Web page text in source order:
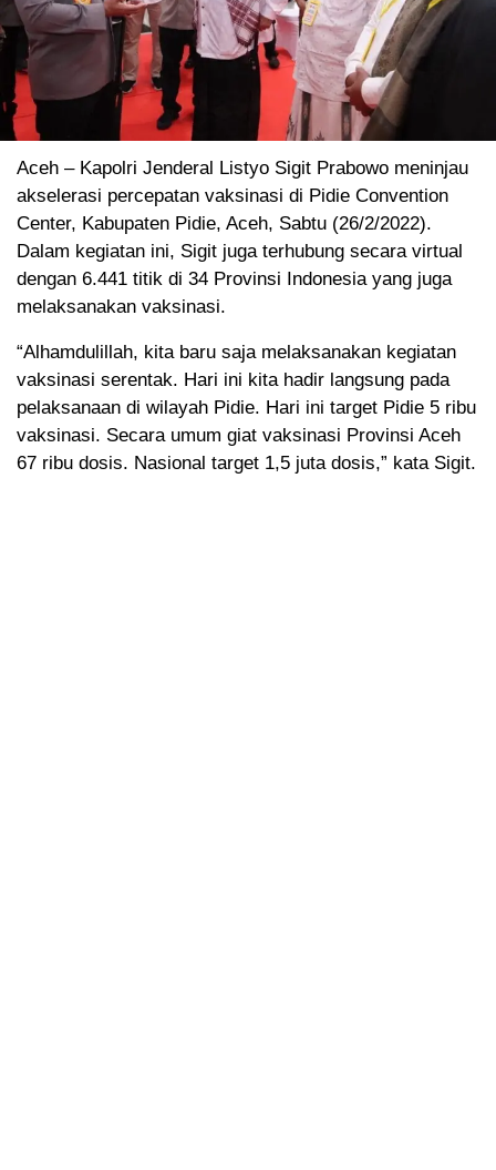
Aceh – Kapolri Jenderal Listyo Sigit Prabowo meninjau
akselerasi percepatan vaksinasi di Pidie Convention
Center, Kabupaten Pidie, Aceh, Sabtu (26/2/2022).
Dalam kegiatan ini, Sigit juga terhubung secara virtual
dengan 6.441 titik di 34 Provinsi Indonesia yang juga
melaksanakan vaksinasi.
“Alhamdulillah, kita baru saja melaksanakan kegiatan
vaksinasi serentak. Hari ini kita hadir langsung pada
pelaksanaan di wilayah Pidie. Hari ini target Pidie 5 ribu
vaksinasi. Secara umum giat vaksinasi Provinsi Aceh
67 ribu dosis. Nasional target 1,5 juta dosis,” kata Sigit.